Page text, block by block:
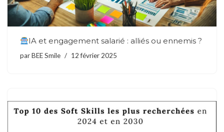
IA et engagement salarié : alliés ou ennemis ?
parBEE Smile 12 février 2025